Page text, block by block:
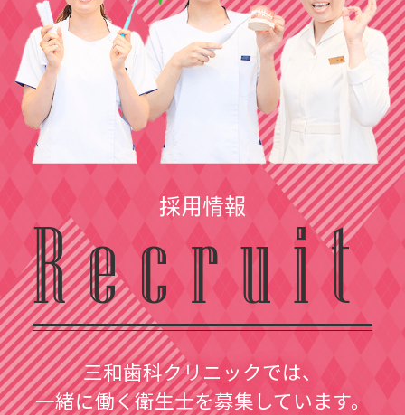
採用情報
Recruit
三和歯科クリニックでは、
一緒に働く衛生士を募集しています。